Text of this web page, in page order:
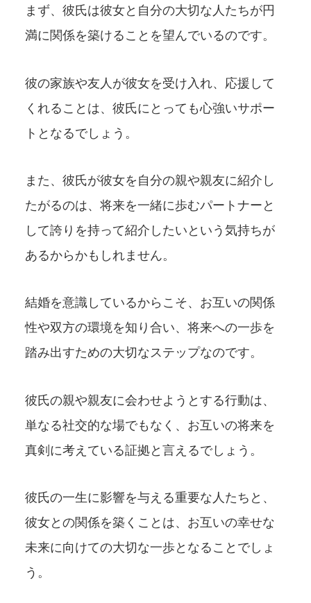
まず、彼氏は彼女と自分の大切な人たちが円
満に関係を築けることを望んでいるのです。
彼の家族や友人が彼女を受け入れ、応援して
くれることは、彼氏にとっても心強いサポー
トとなるでしょう。
また、彼氏が彼女を自分の親や親友に紹介し
たがるのは、将来を一緒に歩むパートナーと
して誇りを持って紹介したいという気持ちが
あるからかもしれません。
結婚を意識しているからこそ、お互いの関係
性や双方の環境を知り合い、将来への一歩を
踏み出すための大切なステップなのです。
彼氏の親や親友に会わせようとする行動は、
単なる社交的な場でもなく、お互いの将来を
真剣に考えている証拠と言えるでしょう。
彼氏の一生に影響を与える重要な人たちと、
彼女との関係を築くことは、お互いの幸せな
未来に向けての大切な一歩となることでしょ
う。